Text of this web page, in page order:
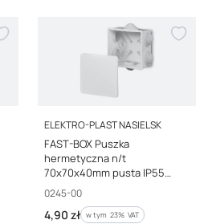
PRODUCENT
ELEKTRO-PLAST NASIELSK
FAST-BOX Puszka
hermetyczna n/t
70x70x40mm pusta IP55
biała 0245-00
Kod producenta
0245-00
Cena brutto
4,90 zł w tym %s VAT
w tym 23% VAT